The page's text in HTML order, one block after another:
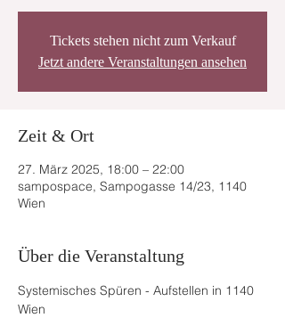
Tickets stehen nicht zum Verkauf
Jetzt andere Veranstaltungen ansehen
Zeit & Ort
27. März 2025, 18:00 – 22:00
sampospace, Sampogasse 14/23, 1140
Wien
Über die Veranstaltung
Systemisches Spüren - Aufstellen in 1140
Wien